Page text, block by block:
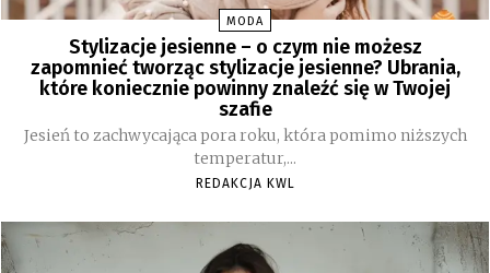
MODA
Stylizacje jesienne – o czym nie możesz
zapomnieć tworząc stylizacje jesienne? Ubrania,
które koniecznie powinny znaleźć się w Twojej
szafie
Jesień to zachwycająca pora roku, która pomimo niższych
temperatur,...
REDAKCJA KWL